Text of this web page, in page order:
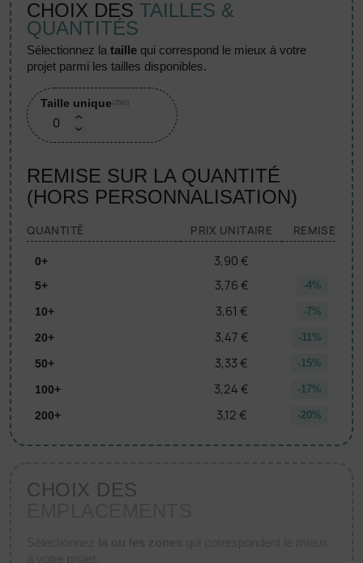
CHOIX DES TAILLES &
QUANTITÉS
sélectionnez lataille qui correspond le mieux à votre
projet parmi les tailles disponibles.
Taille unique (2581)
REMISE SUR LA QUANTITÉ
(HORS PERSONNALISATION)
QUANTITÉ PRIX UNITAIRE REMISE
0+ 3,90 €
5+ 3,76 € -4%
10+ 3,61 € -7%
20+ 3,47 € -11%
50+ 3,33 € -15%
100+ 3,24 € -17%
200+ 3,12 € -20%
CHOIX DES